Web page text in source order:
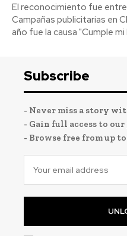
El reconocimiento fue
Campañas publicitarias en
año fue la causa "Cumple mi
Subscribe
- Never miss a story
- Gain full access to
- Browse free from up